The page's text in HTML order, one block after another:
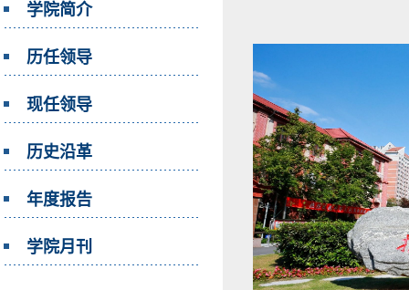
学院简介
历任领导
现任领导
历史沿革
年度报告
学院月刊